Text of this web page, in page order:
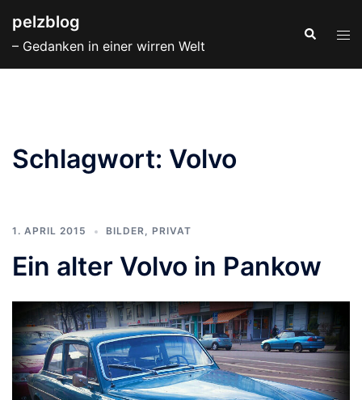
Inhalt
springen
pelzblog
– Gedanken in einer wirren Welt
Suche
Schlagwort: Volvo
1. APRIL 2015 BILDER, PRIVAT
Ein alter Volvo in Pankow